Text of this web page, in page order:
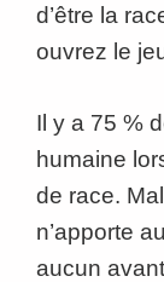
d’être la
ouvrez le
Il y a 75 %
humaine
de race.
n’apporte
aucun